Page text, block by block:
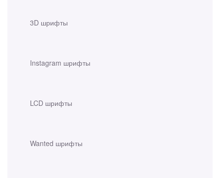
3D шрифты
Instagram шрифты
LCD шрифты
Wanted шрифты